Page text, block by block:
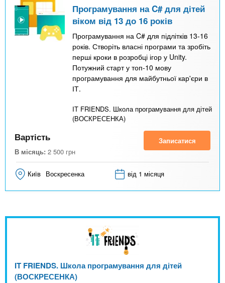
Програмування на C# для дітей
віком від 13 до 16 років
Програмування на C# для підлітків 13-16
років. Створіть власні програми та зробіть
перші кроки в розробці ігор у Unity.
Потужний старт у топ-10 мову
програмування для майбутньої кар'єри в
ІТ.
IT FRIENDS. Школа програмування для дітей
(ВОСКРЕСЕНКА)
Вартість
В місяць: 2 500 грн
Записатися
Київ Воскресенка від 1 місяця
IT FRIENDS. Школа програмування для дітей
(ВОСКРЕСЕНКА)